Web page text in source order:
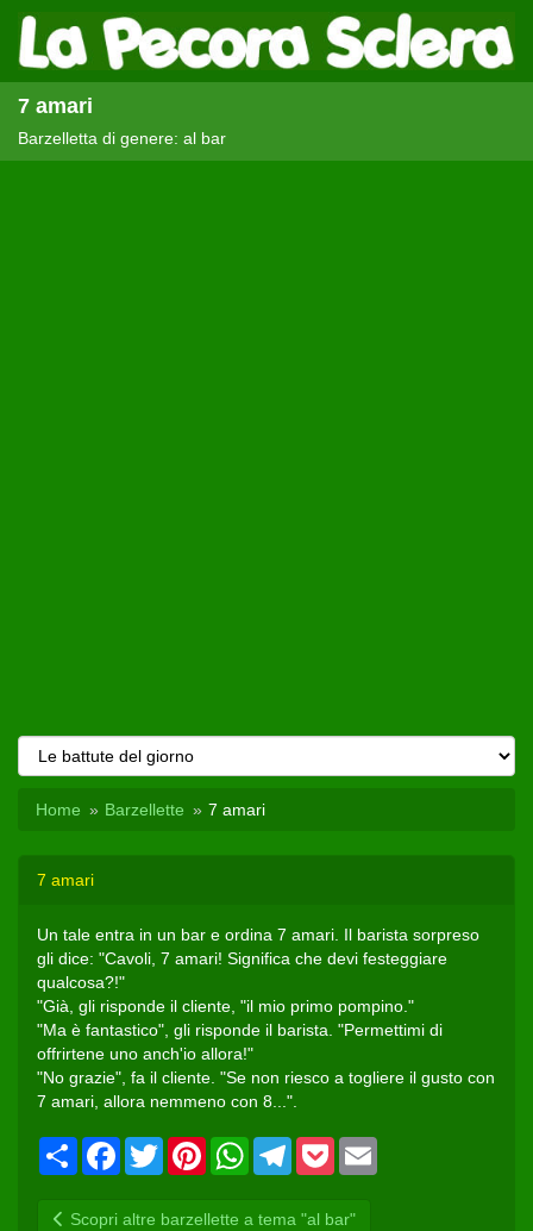
7 amari
Barzelletta di genere: al bar
Home Barzellette 7 amari
7 amari
Un tale entra in un bar e ordina 7 amari. Il barista sorpreso
gli dice: "Cavoli, 7 amari! Significa che devi festeggiare
qualcosa?!"
"Già, gli risponde il cliente, "il mio primo pompino."
"Ma è fantastico", gli risponde il barista. "Permettimi di
offrirtene uno anch'io allora!"
"No grazie", fa il cliente. "Se non riesco a togliere il gusto con
7 amari, allora nemmeno con 8...".
CondividiFacebook
Twitter PinterestWhatsAppTelegram
Pocket
Scopri altre barzellette a tema "al bar"